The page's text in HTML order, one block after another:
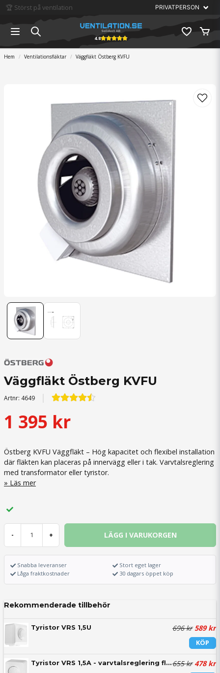
🏆 Störst på ventilation
4.8
Hem Ventilationsfläktar Väggfläkt Östberg KVFU
Väggfläkt Östberg KVFU
Artnr: 4649
1 395 kr
Östberg KVFU Väggfläkt – Hög kapacitet och flexibel installation
där fläkten kan placeras på innervägg eller i tak. Varvtalsreglering
med transformator eller tyristor.
Läs mer
- + LÄGG I VARUKORGEN
Snabba leveranser
Låga fraktkostnader
Stort eget lager
30 dagars öppet köp
Rekommenderade tillbehör
Tyristor VRS 1,5U 696 kr589 kr
KÖP
Tyristor VRS 1,5A - varvtalsreglering fläktar655 kr478 kr